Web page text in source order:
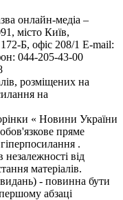
онлайн-медіа –
місто Київ,
Б, офіс 208/1 E-mail:
044-205-43-00
розміщених на
на
« Новини України
пряме
.
від
матеріалів.
- повинна бути
абзаці